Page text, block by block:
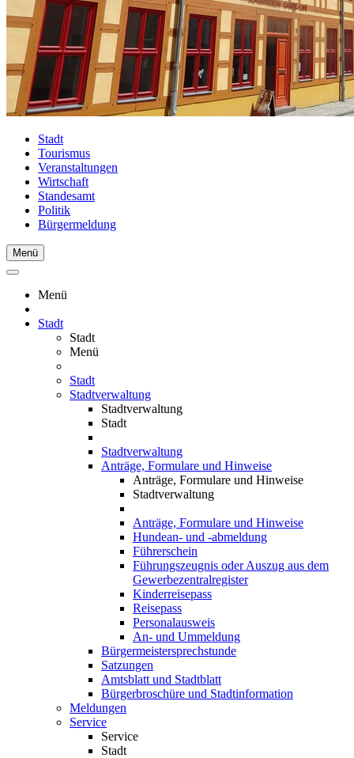
Stadt
Tourismus
Veranstaltungen
Wirtschaft
Standesamt
Politik
Bürgermeldung
Menü
Menü
Stadt
Stadt
Menü
Stadt
Stadtverwaltung
Stadtverwaltung
Stadt
Stadtverwaltung
Anträge, Formulare und Hinweise
Anträge, Formulare und Hinweise
Stadtverwaltung
Anträge, Formulare und Hinweise
Hundean- und -abmeldung
Führerschein
Führungszeugnis oder Auszug aus dem
Gewerbezentralregister
Kinderreisepass
Reisepass
Personalausweis
An- und Ummeldung
Bürgermeistersprechstunde
Satzungen
Amtsblatt und Stadtblatt
Bürgerbroschüre und Stadtinformation
Meldungen
Service
Service
Stadt